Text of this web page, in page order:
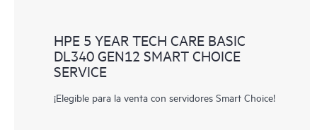
HPE 5 YEAR TECH CARE BASIC
DL340 GEN12 SMART CHOICE
SERVICE
¡Elegible para la venta con servidores Smart Choice!